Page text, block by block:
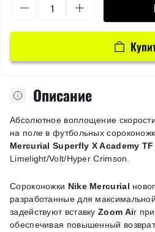
Описание
Абсолютное воплощение
на поле в футбольных
Mercurial Superfly X Academy TF
Limelight/Volt/Hyper Crimson.
Сороконожки Nike Mercurial
разработанные для максимальной
задействуют вставку Zoom Air
обеспечивая повышенный